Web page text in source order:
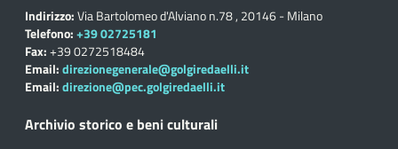
Indirizzo:Via Bartolomeo d'Alviano n.78 , 20146 - Milano
Telefono:+39 02725181
Fax:+39 0272518484
Email:direzionegenerale@golgiredaelli.it
Email:direzione@pec.golgiredaelli.it
Archivio storico e beni culturali